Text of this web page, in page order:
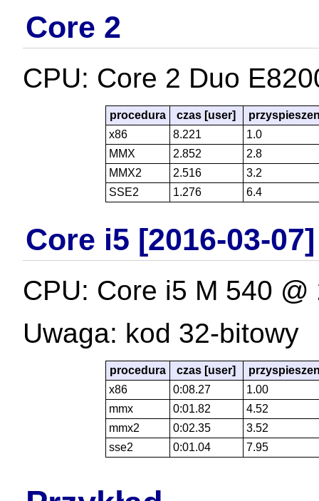
Core 2
CPU: Core 2 Duo
procedura czas [user]
x86
8.221
1.0
MMX
2.852
2.8
MMX2
2.516
3.2
SSE2
1.276 6.4
Core i5 [2016-03-07]
CPU: Core i5 M 540 @
Uwaga: kod 32-bitowy
procedura czas [user]
x86
0:08.27
1.00
mmx
0:01.82
4.52
mmx2
0:02.35
3.52
sse2
0:01.04 7.95